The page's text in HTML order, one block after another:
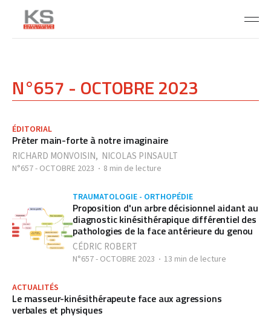
N°657 - OCTOBRE 2023
ÉDITORIAL
Prêter main-forte à notre imaginaire
RICHARD MONVOISIN, NICOLAS PINSAULT
N°657 - OCTOBRE 2023 8 min de lecture
TRAUMATOLOGIE - ORTHOPÉDIE
Proposition d'un arbre décisionnel aidant au
diagnostic kinésithérapique différentiel des
pathologies de la face antérieure du genou
CÉDRIC ROBERT
N°657 - OCTOBRE 2023 13 min de lecture
ACTUALITÉS
Le masseur-kinésithérapeute face aux agressions
verbales et physiques